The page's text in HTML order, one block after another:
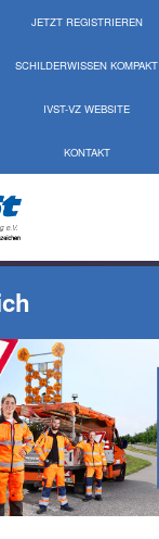
JETZT REGISTRIEREN
SCHILDERWISSEN KOMPAKT
IVST-VZ WEBSITE
KONTAKT